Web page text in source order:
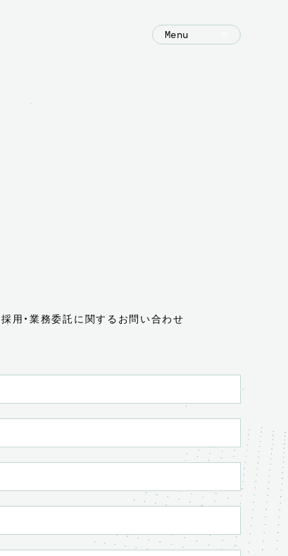
Menu
採用・業務委託に関するお問い合わせ